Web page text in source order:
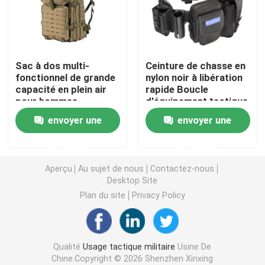
Casque ballistique tactique
Plats ballistiques militaires
Équipement à l'épreuve des balles
Vitesse extérieure tactique
Bottes tactiques de combat
Gilet tactique de combat
Sac à dos multi-
fonctionnel de grande
capacité en plein air
pour hommes
Randonnée en
montagne Sports
Voyage Camping Sac à
envoyer une
Ceinture de chasse en
nylon noir à libération
rapide Boucle
d'équipement tactique
Formation Molle
Holster Ceinture
tactique Hommes
envoyer une
Aperçu Au sujet de nous
Contactez-nous
Desktop Site
Plan du site
Privacy Policy
QualitéUsage tactique militaire Usine De
Chine.Copyright © 2026 Shenzhen Xinxing